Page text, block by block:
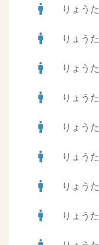
man りょうた
man りょうた
man りょうた
man りょうた
man りょうた
man りょうた
man りょうた
man りょうた